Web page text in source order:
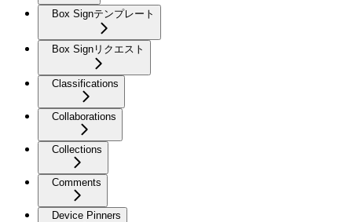
Box Signテンプレート
Box Signリクエスト
Classifications
Collaborations
Collections
Comments
Device Pinners